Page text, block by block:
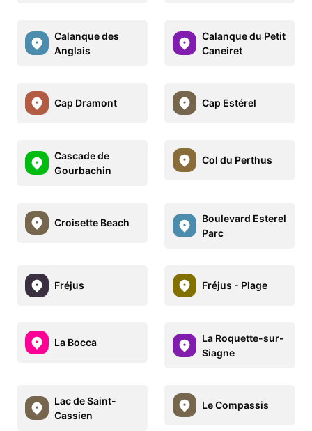
Calanque des
Anglais
Calanque du Petit
Caneiret
Cap Dramont Cap Estérel
Cascade de
Gourbachin
Col du Perthus
Croisette Beach
Boulevard Esterel
Parc
Fréjus Fréjus - Plage
La Bocca
La Roquette-sur-
Siagne
Lac de Saint-
Cassien
Le Compassis